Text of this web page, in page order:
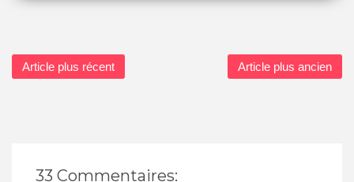
Article plus récent Article plus ancien
33 Commentaires: